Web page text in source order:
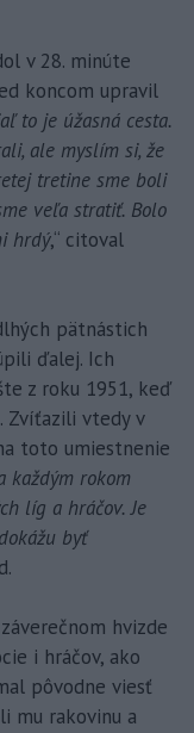
v 28. minúte
koncom upravil
to je úžasná cesta.
ale myslím si, že
tretine sme boli
veľa stratiť. Bolo
hrdý,“ citoval
pätnástich
ďalej. Ich
z roku 1951, keď
Zvíťazili vtedy v
toto umiestnenie
každým rokom
líg a hráčov. Je
byť
hvizde
i hráčov, ako
pôvodne viesť
mu rakovinu a